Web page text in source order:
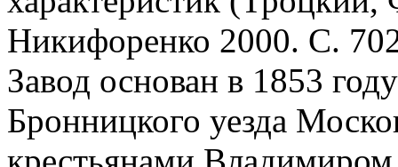
Никифоренко 2000. С.
Завод основан в 1853
Бронницкого уезда